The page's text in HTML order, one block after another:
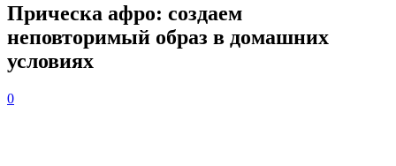
Прическа афро: создаем
неповторимый образ в домашних
условиях
0